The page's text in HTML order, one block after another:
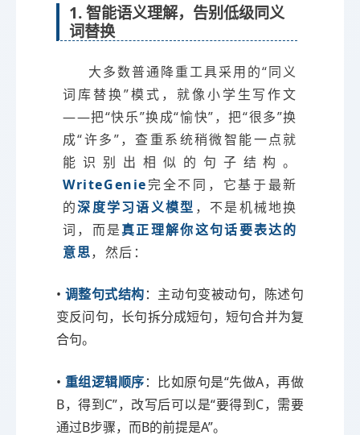
1. 智能语义理解，告别低级同义
词替换
大多数普通降重工具采用的“同义
词库替换”模式，就像小学生写作文
——把“快乐”换成“愉快”，把“很多”换
成“许多”，查重系统稍微智能一点就
能识别出相似的句子结构。
WriteGenie完全不同，它基于最新
的深度学习语义模型 ，不是机械地换
词，而是真正理解你这句话要表达的
意思，然后：
• 调整句式结构：主动句变被动句，陈述句
变反问句，长句拆分成短句，短句合并为复
合句。
• 重组逻辑顺序：比如原句是“先做A，再做
B，得到C”，改写后可以是“要得到C，需要
通过B步骤，而B的前提是A”。